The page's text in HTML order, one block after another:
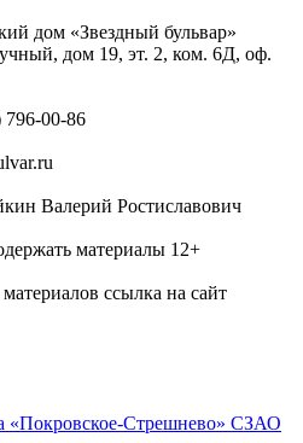
дом «Звездный бульвар»
дом 19, эт. 2, ком. 6Д, оф.
796-00-86
Валерий Ростиславович
материалы 12+
ссылка на сайт
«Покровское-Стрешнево» СЗАО